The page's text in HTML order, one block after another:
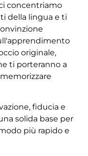
concentriamo
della lingua e ti
originale,
ti porteranno a
fiducia e
solida base per
più rapido e